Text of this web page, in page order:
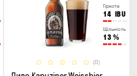
Гіркота
14 IBU
Щільність
13 %
(0)